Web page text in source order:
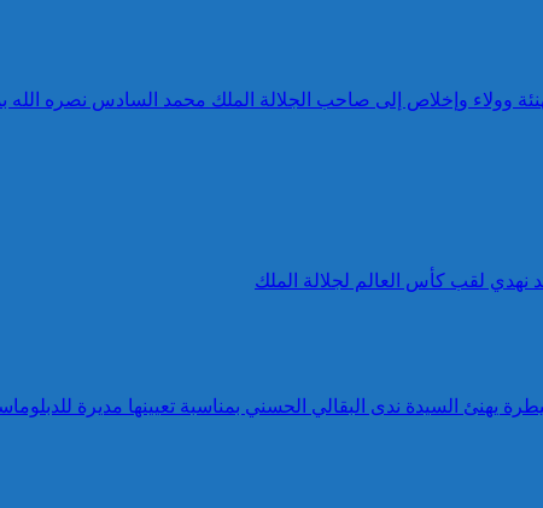
وولاء وإخلاص إلى صاحب الجلالة الملك محمد السادس نصره
نهدي لقب كأس العالم لجلالة الملك
يهنئ السيدة ندى البقالي الحسني بمناسبة تعيينها مديرة